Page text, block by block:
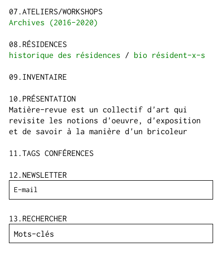
ATELIERS/WORKSHOPS
Archives (2016-2020)
RÉSIDENCES
historique des résidences
bio résident-x-s
INVENTAIRE
PRÉSENTATION
Matière-revue est un collectif d'art qui
revisite les notions d'oeuvre, d'exposition
et de savoir à la manière d'un bricoleur
TAGS CONFÉRENCES
NEWSLETTER
RECHERCHER